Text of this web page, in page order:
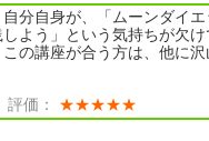
分自身が、「ムーンダイ
よう」という気持ちが欠
の講座が合う方は、他に
評価： ★★★★★